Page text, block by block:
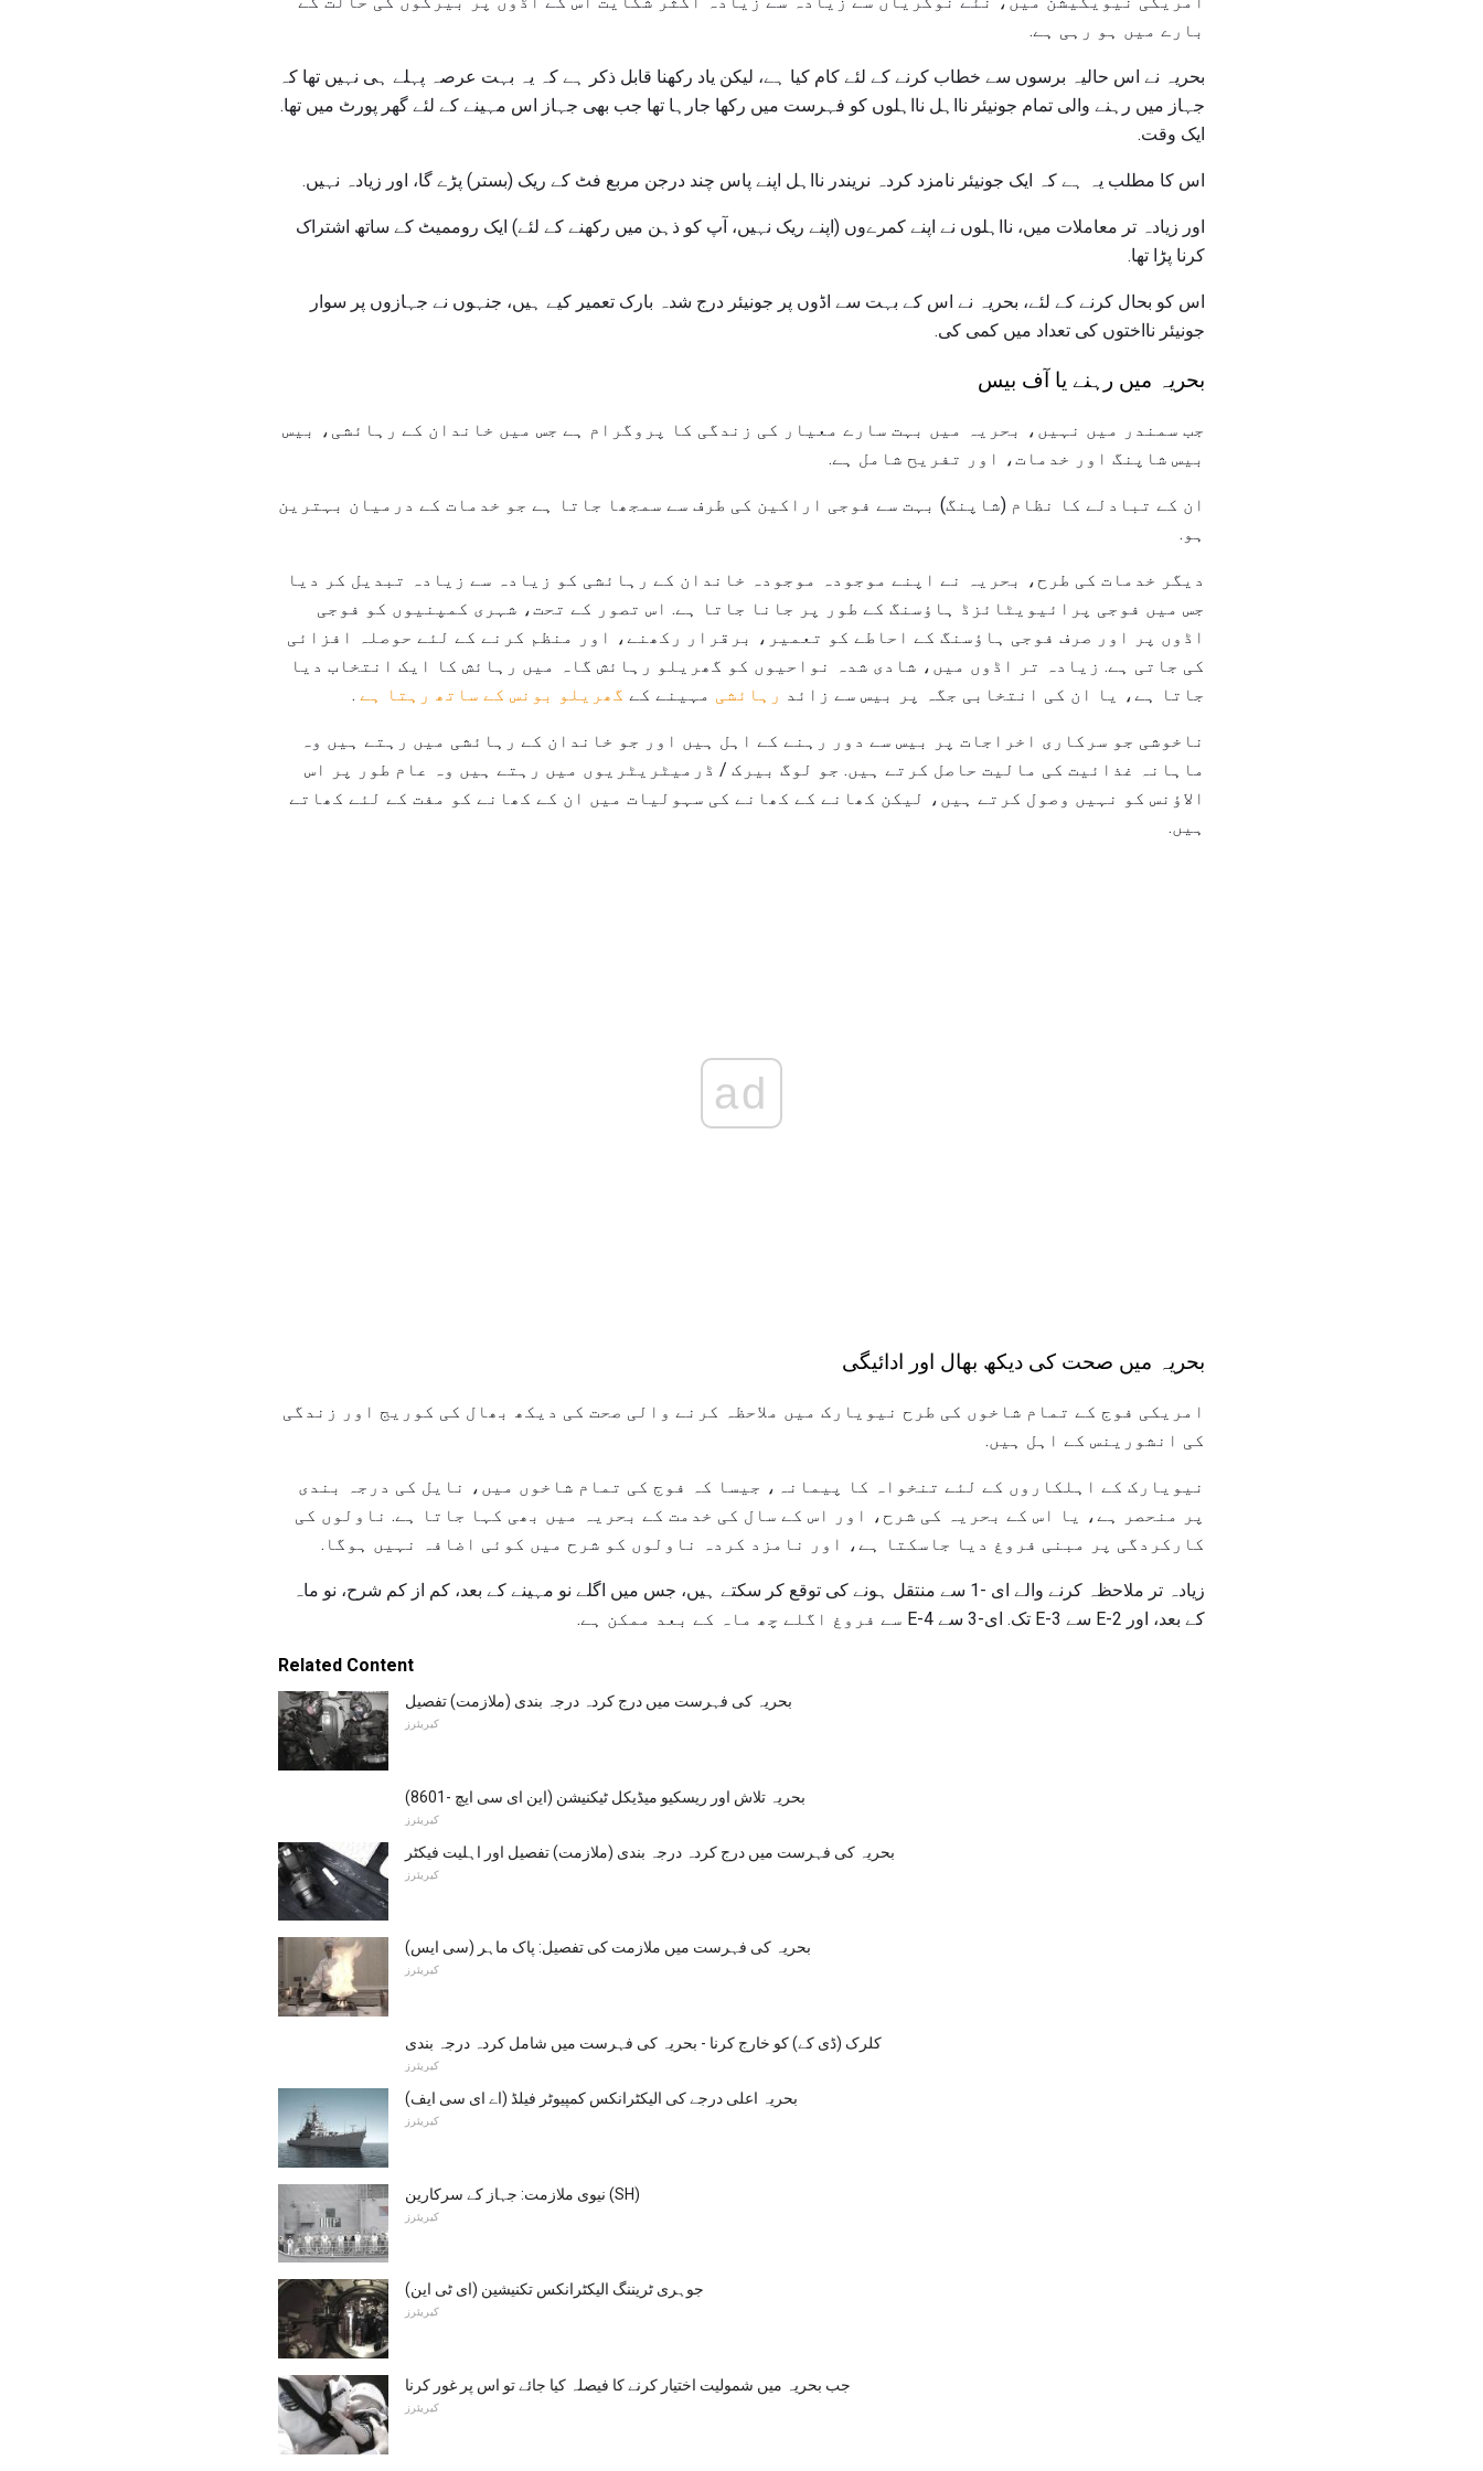
بارے میں ہو رہی ہے.
بحریہ نے اس حالیہ برسوں سے خطاب کرنے کے لئے کام کیا ہے، لیکن یاد رکھنا قابل ذکر ہے کہ یہ بہت عرصہ پہلے ہی نہیں تھا کہ
جہاز میں رہنے والی تمام جونیئر نااہل نااہلوں کو فہرست میں رکھا جارہا تھا جب بھی جہاز اس مہینے کے لئے گھر پورٹ میں تھا.
ایک وقت.
اس کا مطلب یہ ہے کہ ایک جونیئر نامزد کردہ نریندر نااہل اپنے پاس چند درجن مربع فٹ کے ریک (بستر) پڑے گا، اور زیادہ نہیں.
اور زیادہ تر معاملات میں، نااہلوں نے اپنے کمرےوں (اپنے ریک نہیں، آپ کو ذہن میں رکھنے کے لئے) ایک روممیٹ کے ساتھ اشتراک
کرنا پڑا تھا.
اس کو بحال کرنے کے لئے، بحریہ نے اس کے بہت سے اڈوں پر جونیئر درج شدہ بارک تعمیر کیے ہیں، جنہوں نے جہازوں پر سوار
جونیئر نااختوں کی تعداد میں کمی کی.
بحریہ میں رہنے یا آف بیس
جب سمندر میں نہیں، بحریہ میں بہت سارے معیار کی زندگی کا پروگرام ہے جس میں خاندان کے رہائشی، بیس
بیس شاپنگ اور خدمات، اور تفریح ​​شامل ہے.
ان کے تبادلے کا نظام (شاپنگ) بہت سے فوجی اراکین کی طرف سے سمجھا جاتا ہے جو خدمات کے درمیان بہترین
ہو.
دیگر خدمات کی طرح، بحریہ نے اپنے موجودہ موجودہ خاندان کے رہائشی کو زیادہ سے زیادہ تبدیل کر دیا
جس میں فوجی پرائیویٹائزڈ ہاؤسنگ کے طور پر جانا جاتا ہے. اس تصور کے تحت، شہری کمپنیوں کو فوجی
اڈوں پر اور صرف فوجی ہاؤسنگ کے احاطے کو تعمیر، برقرار رکھنے، اور منظم کرنے کے لئے حوصلہ افزائی
کی جاتی ہے. زیادہ تر اڈوں میں، شادی شدہ نواحیوں کو گھریلو رہائش گاہ میں رہائش کا ایک انتخاب دیا
جاتا ہے، یا ان کی انتخابی جگہ پر بیس سے زائد رہائشی مہینے کے گھریلو بونس کے ساتھ رہتا ہے .
ناخوشی جو سرکاری اخراجات پر بیس سے دور رہنے کے اہل ہیں اور جو خاندان کے رہائشی میں رہتے ہیں وہ
ماہانہ غذائیت کی مالیت حاصل کرتے ہیں. جو لوگ بیرک / ڈرمیٹریٹریوں میں رہتے ہیں وہ عام طور پر اس
الاؤنس کو نہیں وصول کرتے ہیں، لیکن کھانے کے کھانے کی سہولیات میں ان کے کھانے کو مفت کے لئے کھاتے
ہیں.
ad
بحریہ میں صحت کی دیکھ بھال اور ادائیگی
امریکی فوج کے تمام شاخوں کی طرح نیویارک میں ملاحظہ کرنے والی صحت کی دیکھ بھال کی کوریج اور زندگی
کی انشورینس کے اہل ہیں.
نیویارک کے اہلکاروں کے لئے تنخواہ کا پیمانہ، جیسا کہ فوج کی تمام شاخوں میں، نایل کی درجہ بندی
پر منحصر ہے، یا اس کے بحریہ کی شرح، اور اس کے سال کی خدمت کے بحریہ میں بھی کہا جاتا ہے. ناولوں کی
کارکردگی پر مبنی فروغ دیا جاسکتا ہے، اور نامزد کردہ ناولوں کو شرح میں کوئی اضافہ نہیں ہوگا.
زیادہ تر ملاحظہ کرنے والے ای -1 سے منتقل ہونے کی توقع کر سکتے ہیں، جس میں اگلے نو مہینے کے بعد، کم از کم شرح، نو ماہ
کے بعد، اور E-2 سے E-3 تک. ای-3 سے E-4 سے فروغ اگلے چھ ماہ کے بعد ممکن ہے.
Related Content
بحریہ کی فہرست میں درج کردہ درجہ بندی (ملازمت) تفصیل
کیریئرز
بحریہ تلاش اور ریسکیو میڈیکل ٹیکنیشن (این ای سی ایچ -8601)
کیریئرز
بحریہ کی فہرست میں درج کردہ درجہ بندی (ملازمت) تفصیل اور اہلیت فیکٹر
کیریئرز
بحریہ کی فہرست میں ملازمت کی تفصیل: پاک ماہر (سی ایس)
کیریئرز
کلرک (ڈی کے) کو خارج کرنا - بحریہ کی فہرست میں شامل کردہ درجہ بندی
کیریئرز
بحریہ اعلی درجے کی الیکٹرانکس کمپیوٹر فیلڈ (اے ای سی ایف)
کیریئرز
نیوی ملازمت: جہاز کے سرکارین (SH)
کیریئرز
جوہری ٹریننگ الیکٹرانکس تکنیشین (ای ٹی این)
کیریئرز
جب بحریہ میں شمولیت اختیار کرنے کا فیصلہ کیا جائے تو اس پر غور کرنا
کیریئرز